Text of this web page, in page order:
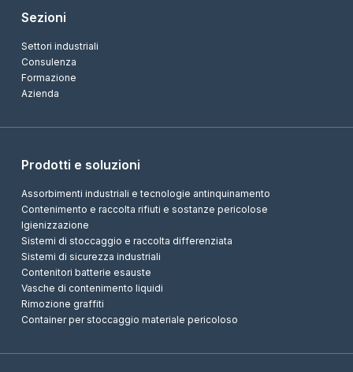
Sezioni
Settori industriali
Consulenza
Formazione
Azienda
Prodotti e soluzioni
Assorbimenti industriali e tecnologie antinquinamento
Contenimento e raccolta rifiuti e sostanze pericolose
Igienizzazione
Sistemi di stoccaggio e raccolta differenziata
Sistemi di sicurezza industriali
Contenitori batterie esauste
Vasche di contenimento liquidi
Rimozione graffiti
Container per stoccaggio materiale pericoloso